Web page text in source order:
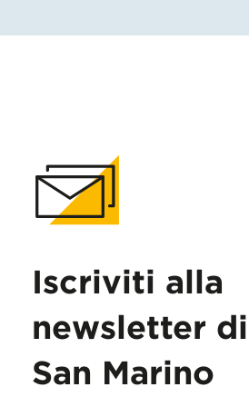
Iscriviti alla
newsletter
San Marino